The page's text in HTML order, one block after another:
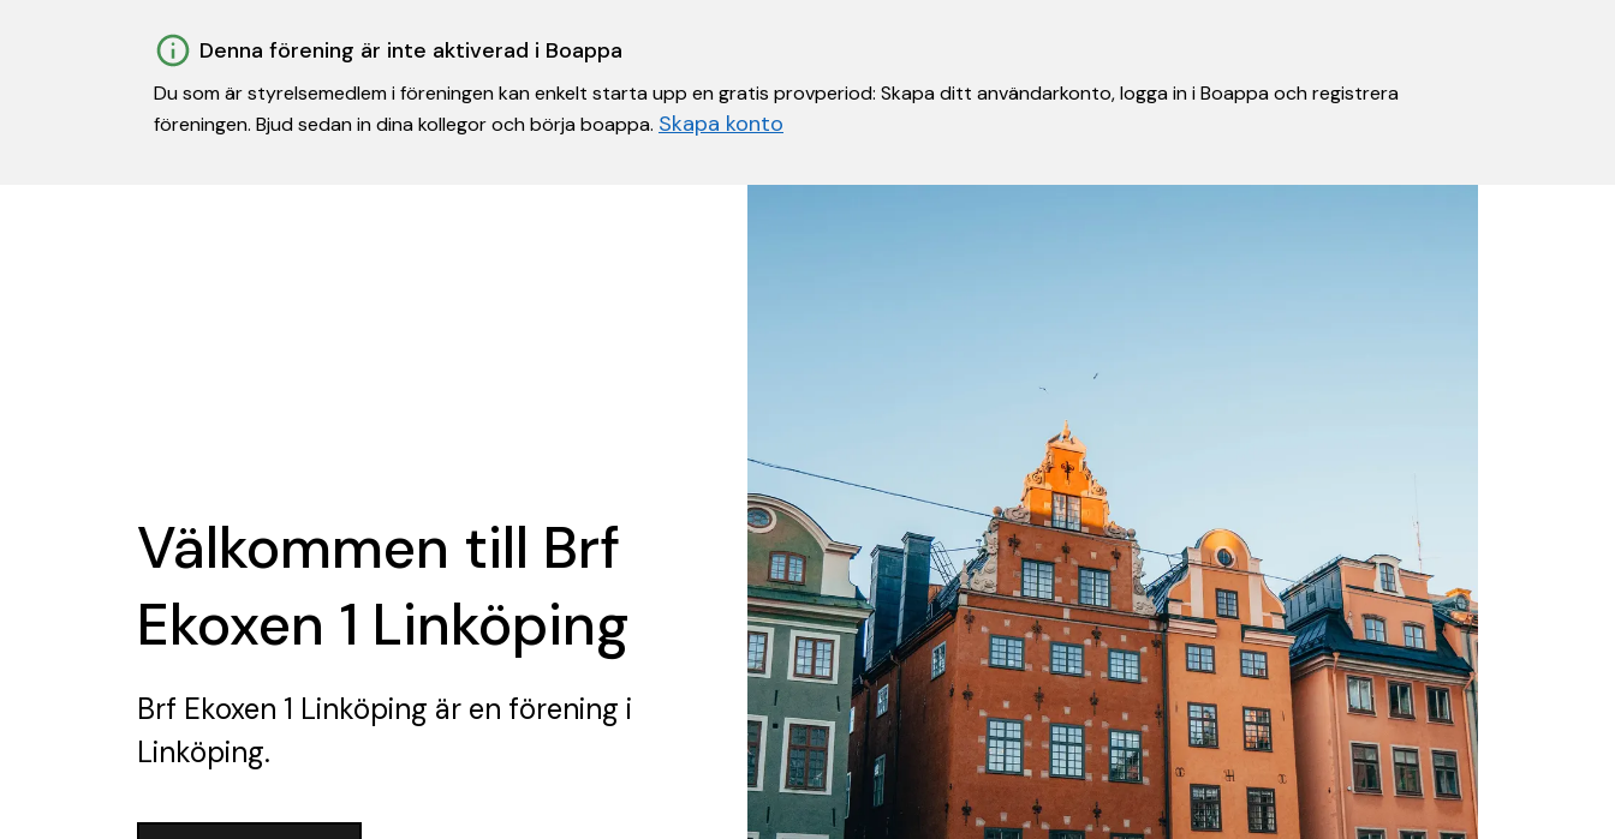
Denna förening är inte aktiverad i Boappa
Du som är styrelsemedlem i föreningen kan enkelt starta upp en gratis provperiod: Skapa ditt användarkonto, logga in i Boappa och registrera
föreningen. Bjud sedan in dina kollegor och börja boappa. Skapa konto
Välkommen till Brf
Ekoxen 1 Linköping
Brf Ekoxen 1 Linköping är en förening i
Linköping.